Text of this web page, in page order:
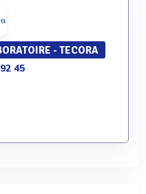
- TECORA
45